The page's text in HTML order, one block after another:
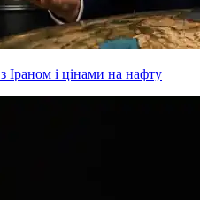
Іраном і цінами на нафту